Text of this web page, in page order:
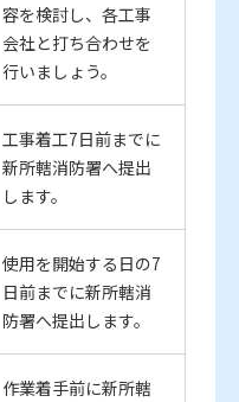
容を検討し、各工事
会社と打ち合わせを
行いましょう。
工事着工7日前までに
新所轄消防署へ提出
します。
使用を開始する日の7
日前までに新所轄消
防署へ提出します。
作業着手前に新所轄